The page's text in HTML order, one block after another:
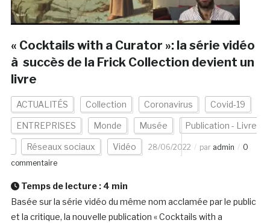
« Cocktails with a Curator »: la série vidéo
à succès de la Frick Collection devient un
livre
ACTUALITÉS Collection Coronavirus Covid-19
ENTREPRISES Monde Musée Publication - Livre
Réseaux sociaux Vidéo 28/06/2022 par admin
0
commentaire
Temps de lecture : 4 min
Basée sur la série vidéo du même nom acclamée par le public
et la critique, la nouvelle publication « Cocktails with a